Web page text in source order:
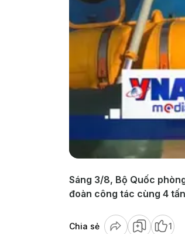
Sáng 3/8, Bộ Quốc
đoàn công tác cùng 4
Chia sẻ 1